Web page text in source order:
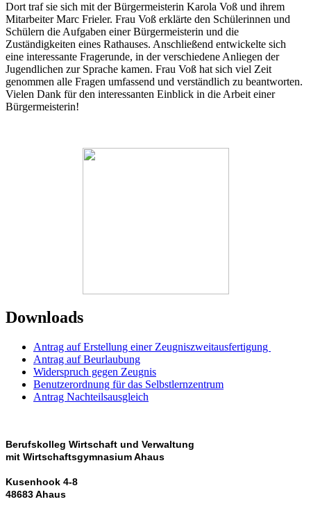
Dort traf sie sich mit der Bürgermeisterin Karola Voß und ihrem
Mitarbeiter Marc Frieler. Frau Voß erklärte den Schülerinnen und
Schülern die Aufgaben einer Bürgermeisterin und die
Zuständigkeiten eines Rathauses. Anschließend entwickelte sich
eine interessante Fragerunde, in der verschiedene Anliegen der
Jugendlichen zur Sprache kamen. Frau Voß hat sich viel Zeit
genommen alle Fragen umfassend und verständlich zu beantworten.
Vielen Dank für den interessanten Einblick in die Arbeit einer
Bürgermeisterin!
Downloads
Antrag auf Erstellung einer Zeugniszweitausfertigung
Antrag auf Beurlaubung
Widerspruch gegen Zeugnis
Benutzerordnung für das Selbstlernzentrum
Antrag Nachteilsausgleich
Berufskolleg Wirtschaft und Verwaltung
mit Wirtschaftsgymnasium Ahaus
Kusenhook 4-8
48683 Ahaus